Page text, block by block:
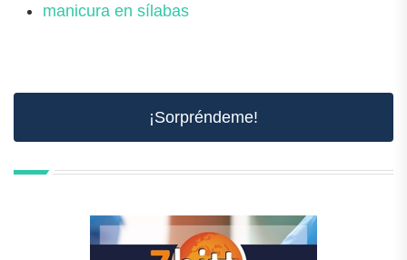
manicura en sílabas
¡Sorpréndeme!